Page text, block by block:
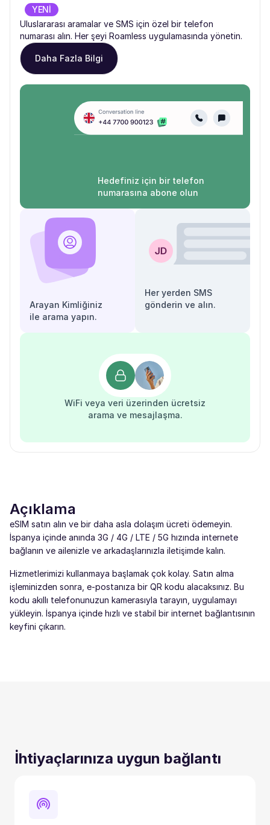
YENİ
Uluslararası aramalar ve SMS için özel bir telefon
numarası alın. Her şeyi Roamless uygulamasında yönetin.
Daha Fazla Bilgi
Hedefiniz için bir telefon
numarasına abone olun
Arayan Kimliğiniz
ile arama yapın.
Her yerden SMS
gönderin ve alın.
WiFi veya veri üzerinden ücretsiz
arama ve mesajlaşma.
Açıklama
eSIM satın alın ve bir daha asla dolaşım ücreti ödemeyin.
İspanya içinde anında 3G / 4G / LTE / 5G hızında internete
bağlanın ve ailenizle ve arkadaşlarınızla iletişimde kalın.
Hizmetlerimizi kullanmaya başlamak çok kolay. Satın alma
işleminizden sonra, e-postanıza bir QR kodu alacaksınız. Bu
kodu akıllı telefonunuzun kamerasıyla tarayın, uygulamayı
yükleyin. İspanya içinde hızlı ve stabil bir internet bağlantısının
keyfini çıkarın.
İhtiyaçlarınıza uygun bağlantı